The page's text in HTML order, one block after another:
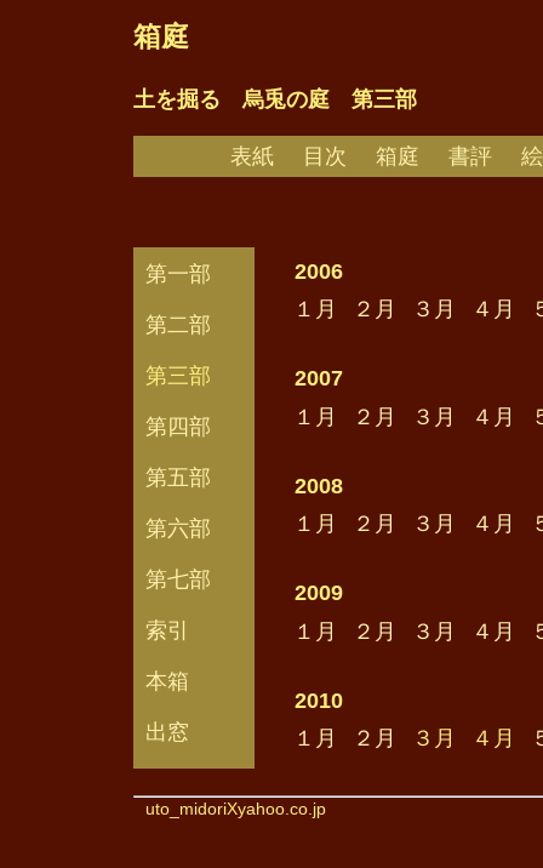
箱庭
土を掘る 烏兎の庭 第三部
表紙 目次 箱庭 書評
第一部
第二部
第三部
第四部
第五部
第六部
第七部
索引
本箱
出窓
2006
１月
２月 ３月 ４月
2007
１月
２月 ３月 ４月
2008
１月
２月 ３月 ４月
2009
１月
２月 ３月 ４月
2010
１月
２月 ３月 ４月
uto_midoriXyahoo.co.jp